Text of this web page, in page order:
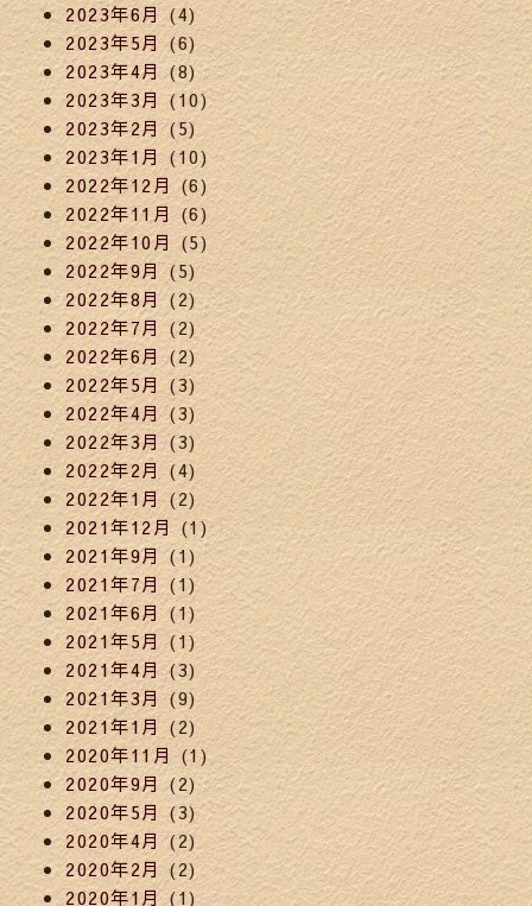
2023年6月 (4)
2023年5月 (6)
2023年4月 (8)
2023年3月 (10)
2023年2月 (5)
2023年1月(10)
2022年12月 (6)
2022年11月 (6)
2022年10月 (5)
2022年9月(5)
2022年8月(2)
2022年7月 (2)
2022年6月 (2)
2022年5月 (3)
2022年4月(3)
2022年3月(3)
2022年2月 (4)
2022年1月(2)
2021年12月 (1)
2021年9月 (1)
2021年7月 (1)
2021年6月 (1)
2021年5月(1)
2021年4月(3)
2021年3月(9)
2021年1月 (2)
2020年11月 (1)
2020年9月 (2)
2020年5月 (3)
2020年4月 (2)
2020年2月(2)
2020年1月(1)